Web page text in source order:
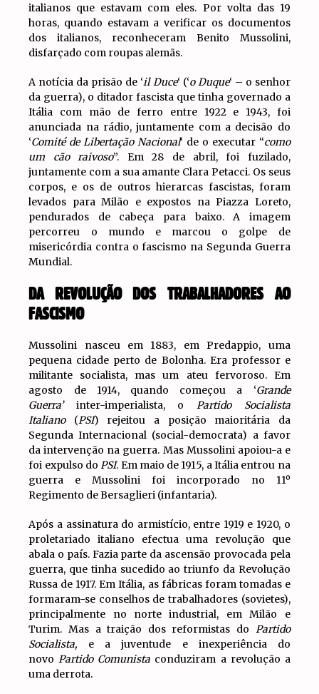
italianos que estavam com eles. Por volta das 19
horas, quando estavam a verificar os documentos
dos italianos, reconheceram Benito Mussolini,
disfarçado com roupas alemãs.
A notícia da prisão de ‘il Duce‘ (‘o Duque‘ – o senhor
da guerra), o ditador fascista que tinha governado a
Itália com mão de ferro entre 1922 e 1943, foi
anunciada na rádio, juntamente com a decisão do
‘Comité de Libertação Nacional‘ de o executar “como
um cão raivoso”. Em 28 de abril, foi fuzilado,
juntamente com a sua amante Clara Petacci. Os seus
corpos, e os de outros hierarcas fascistas, foram
levados para Milão e expostos na Piazza Loreto,
pendurados de cabeça para baixo. A imagem
percorreu o mundo e marcou o golpe de
misericórdia contra o fascismo na Segunda Guerra
Mundial.
DA REVOLUÇÃO DOS TRABALHADORES AO
FASCISMO
Mussolini nasceu em 1883, em Predappio, uma
pequena cidade perto de Bolonha. Era professor e
militante socialista, mas um ateu fervoroso. Em
agosto de 1914, quando começou a ‘Grande
Guerra’inter-imperialista, o
Partido Socialista
Italiano(PSI) rejeitou a posição maioritária da
Segunda Internacional (social-democrata) a favor
da intervenção na guerra. Mas Mussolini apoiou-a e
foi expulso do PSI. Em maio de 1915, a Itália entrou na
guerra e Mussolini foi incorporado no 11º
Regimento de Bersaglieri (infantaria).
Após a assinatura do armistício, entre 1919 e 1920, o
proletariado italiano efectua uma revolução que
abala o país. Fazia parte da ascensão provocada pela
guerra, que tinha sucedido ao triunfo da Revolução
Russa de 1917. Em Itália, as fábricas foram tomadas e
formaram-se conselhos de trabalhadores (sovietes),
principalmente no norte industrial, em Milão e
Turim. Mas a traição dos reformistas do
Partido
Socialista, e a juventude e inexperiência do
novo Partido Comunista conduziram a revolução a
uma derrota.